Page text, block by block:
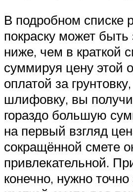
В подробном списке
покраску может быть
ниже, чем в краткой
суммируя цену этой
оплатой за
шлифовку, вы
гораздо большую
на первый взгляд
сокращённой смете
привлекательной.
конечно, нужно точно